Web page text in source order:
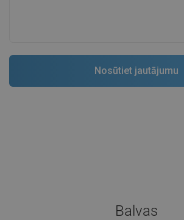
Balvas